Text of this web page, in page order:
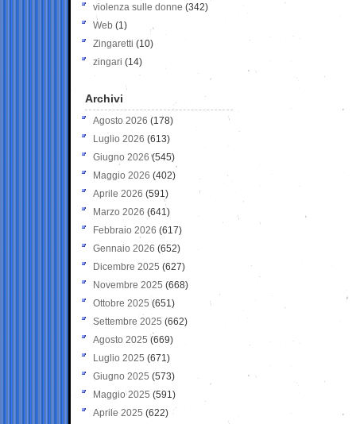
violenza sulle donne (342)
Web (1)
Zingaretti (10)
zingari (14)
Archivi
Agosto 2026 (178)
Luglio 2026 (613)
Giugno 2026 (545)
Maggio 2026 (402)
Aprile 2026 (591)
Marzo 2026 (641)
Febbraio 2026 (617)
Gennaio 2026 (652)
Dicembre 2025 (627)
Novembre 2025 (668)
Ottobre 2025 (651)
Settembre 2025 (662)
Agosto 2025 (669)
Luglio 2025 (671)
Giugno 2025 (573)
Maggio 2025 (591)
Aprile 2025 (622)